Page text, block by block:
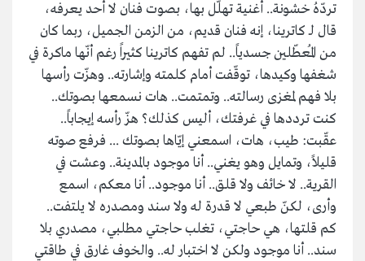
تردّهُ خشونة.. أغنية تهلّل بها، بصوت فنان لا أحد يعرفه،
قال لـ كاترينا، إنه فنان قديم، من الزمن الجميل، ربما كان
من المُعطّلين جسدياً.. لم تفهم كاترينا كثيراً رغم أنّها ماكرة في
شغفها وكيدها، توقّفت أمام كلمته وإشارته.. وهزّت رأسها
بلا فهم لمغزى رسالته.. وتمتمت.. هات نسمعها بصوتك..
كنت ترددها في غرفتك، أليس كذلك؟ هزّ رأسه إيجاباً..
عقّبت: طيب، هات، اسمعني إيّاها بصوتك ... فرفع صوته
قليلاً، وتمايل وهو يغني.. أنا موجود بالمدينة.. وعشت في
القرية.. لا خائف ولا قلق.. أنا موجود.. أنا معكم، اسمع
وأرى، لكنّ طبعي لا قدرة له ولا سند ومصدره لا يلتفت..
كم قلتها، هي حاجتي، تغلب حاجتي مطلبي، مصدري بلا
سند.. أنا موجود ولكن لا اختبار له.. والخوف غارق في طاقتي